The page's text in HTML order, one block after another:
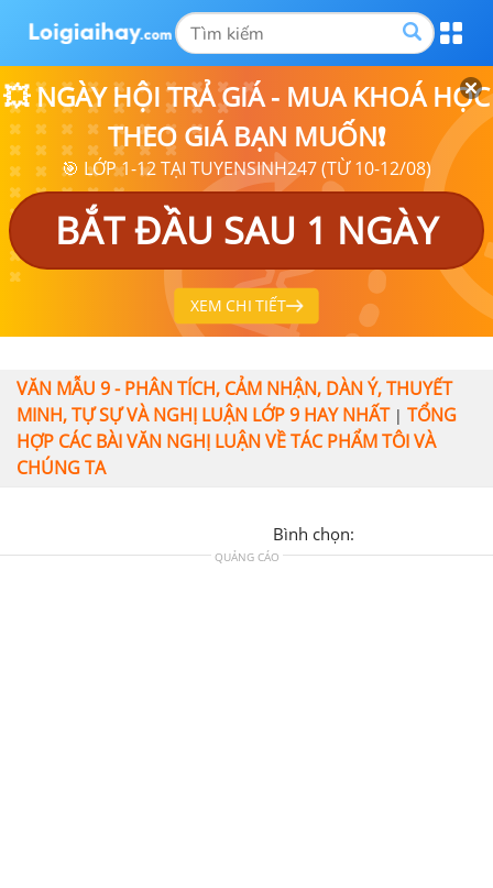
💥 NGÀY HỘI TRẢ GIÁ - MUA KHOÁ HỌC
THEO GIÁ BẠN MUỐN❗
🎯 LỚP 1-12 TẠI TUYENSINH247 (TỪ 10-12/08)
BẮT ĐẦU SAU 1 NGÀY
XEM CHI TIẾT
VĂN MẪU 9 - PHÂN TÍCH, CẢM NHẬN, DÀN Ý, THUYẾT
MINH, TỰ SỰ VÀ NGHỊ LUẬN LỚP 9 HAY NHẤT| TỔNG
HỢP CÁC BÀI VĂN NGHỊ LUẬN VỀ TÁC PHẨM TÔI VÀ
CHÚNG TA
Bình chọn:
QUẢNG CÁO